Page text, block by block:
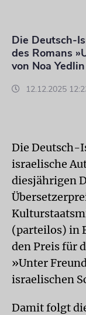
Die Deutsch-
des Romans
von Noa
12.12.2025
Die Deutsch-
israelische
diesjährigen
(parteilos) in
den Preis für
»Unter
israelischen
Damit folgt